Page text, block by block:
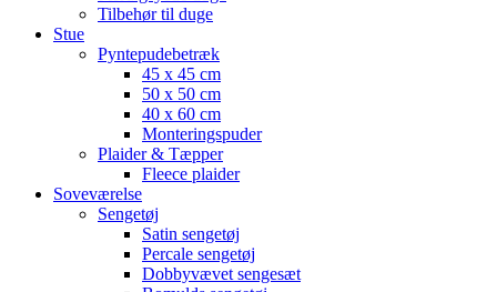
Tilbehør til duge
Stue
Pyntepudebetræk
45 x 45 cm
50 x 50 cm
40 x 60 cm
Monteringspuder
Plaider & Tæpper
Fleece plaider
Soveværelse
Sengetøj
Satin sengetøj
Percale sengetøj
Dobbyvævet sengesæt